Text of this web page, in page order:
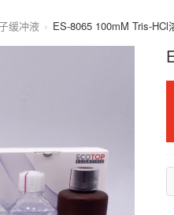
缓冲液 ES-8065 100mM Tris-HCl